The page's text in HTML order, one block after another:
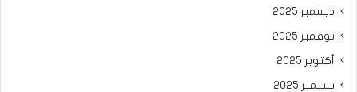
ديسمبر 2025
نوفمبر 2025
أكتوبر 2025
سبتمبر 2025